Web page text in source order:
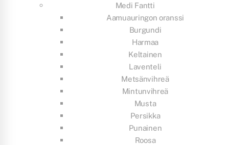
Medi Fantti
Aamuauringon oranssi
Burgundi
Harmaa
Keltainen
Laventeli
Metsänvihreä
Mintunvihreä
Musta
Persikka
Punainen
Roosa